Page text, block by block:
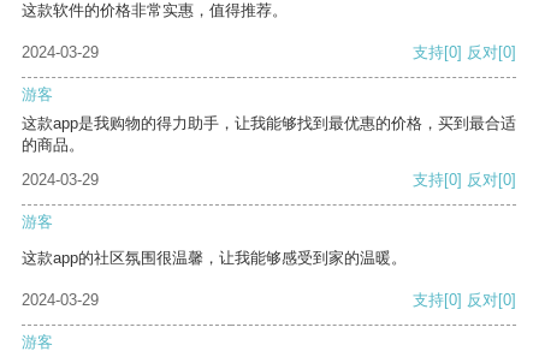
这款软件的价格非常实惠，值得推荐。
2024-03-29 支持[0] 反对[0]
游客
这款app是我购物的得力助手，让我能够找到最优惠的价格，买到最合适
的商品。
2024-03-29
支持[0] 反对[0]
游客
这款app的社区氛围很温馨，让我能够感受到家的温暖。
2024-03-29 支持[0] 反对[0]
游客